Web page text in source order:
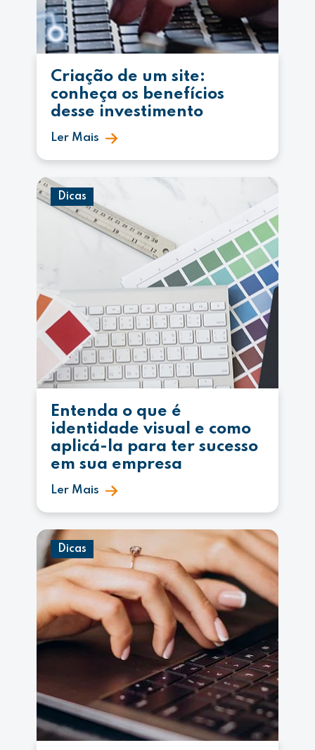
Criação de um site:
conheça os benefícios
desse investimento
Ler Mais
Dicas
Entenda o que é
identidade visual e como
aplicá-la para ter sucesso
em sua empresa
Ler Mais
Dicas